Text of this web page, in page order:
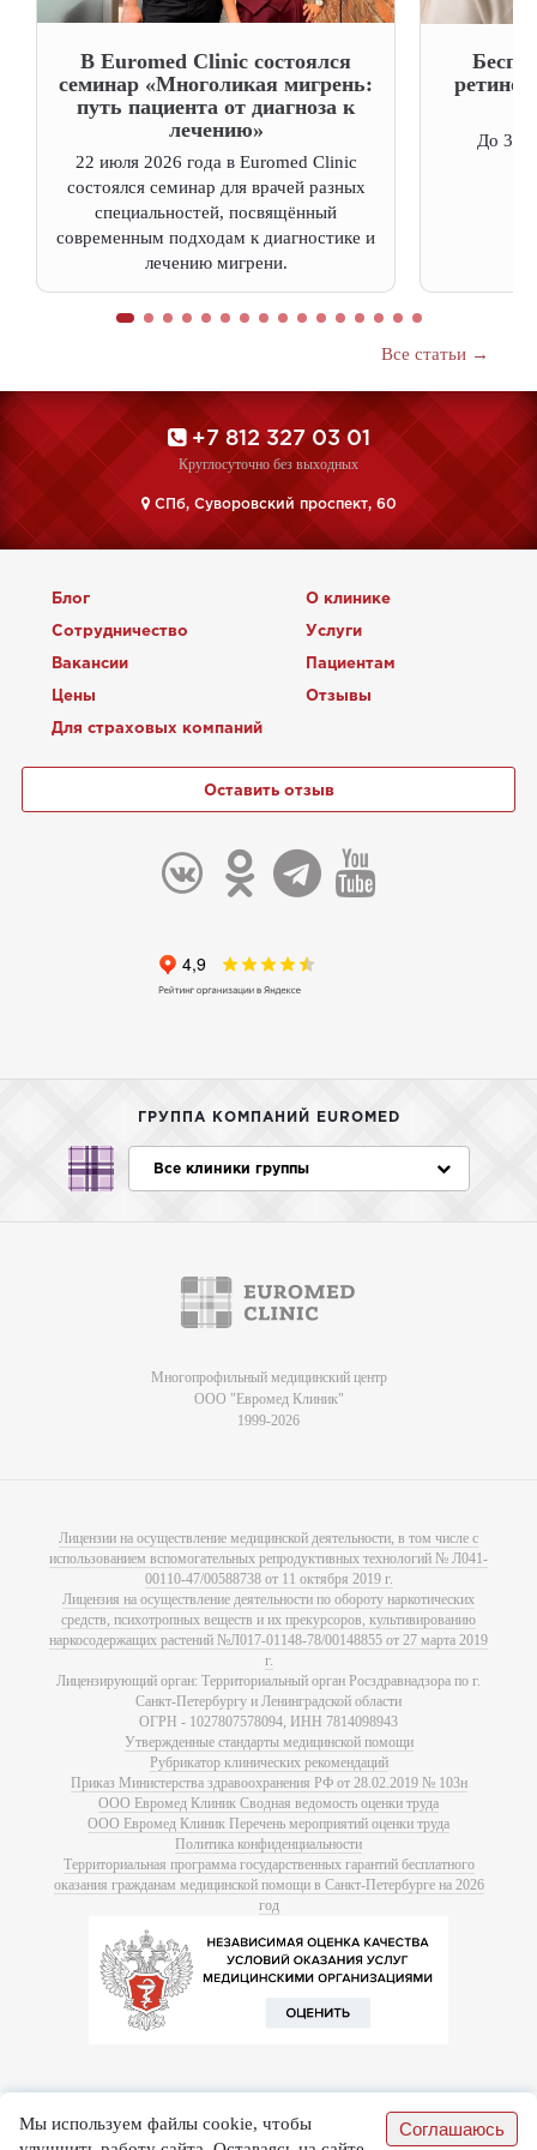
В Euromed Clinic состоялся
семинар «Многоликая мигрень:
путь пациента от диагноза к
лечению»
22 июля 2026 года в Euromed Clinic
состоялся семинар для врачей разных
специальностей, посвящённый
современным подходам к диагностике и
лечению мигрени.
До 31
Все статьи →
+7 812 327 03 01
Круглосуточно без выходных
CПб, Суворовский проспект, 60
Блог О клинике
Сотрудничество Услуги
Вакансии Пациентам
Цены Отзывы
Для страховых компаний
Оставить отзыв
ГРУППА КОМПАНИЙ EUROMED
Все клиники группы
Многопрофильный медицинский центр
ООО "Евромед Клиник"
1999-2026
Лицензии на осуществление медицинской деятельности, в том числе с
использованием вспомогательных репродуктивных технологий № Л041-
00110-47/00588738 от 11 октября 2019 г.
Лицензия на осуществление деятельности по обороту наркотических
средств, психотропных веществ и их прекурсоров, культивированию
наркосодержащих растений №Л017-01148-78/00148855 от 27 марта 2019
г.
Лицензирующий орган: Территориальный орган Росздравнадзора по г.
Санкт-Петербургу и Ленинградской области
ОГРН - 1027807578094, ИНН 7814098943
Утвержденные стандарты медицинской помощи
Рубрикатор клинических рекомендаций
Приказ Министерства здравоохранения РФ от 28.02.2019 № 103н
ООО Евромед Клиник Сводная ведомость оценки труда
ООО Евромед Клиник Перечень мероприятий оценки труда
Политика конфиденциальности
Территориальная программа государственных гарантий бесплатного
оказания гражданам медицинской помощи в Санкт-Петербурге на 2026
год
Мы используем файлы cookie, чтобы
Соглашаюсь